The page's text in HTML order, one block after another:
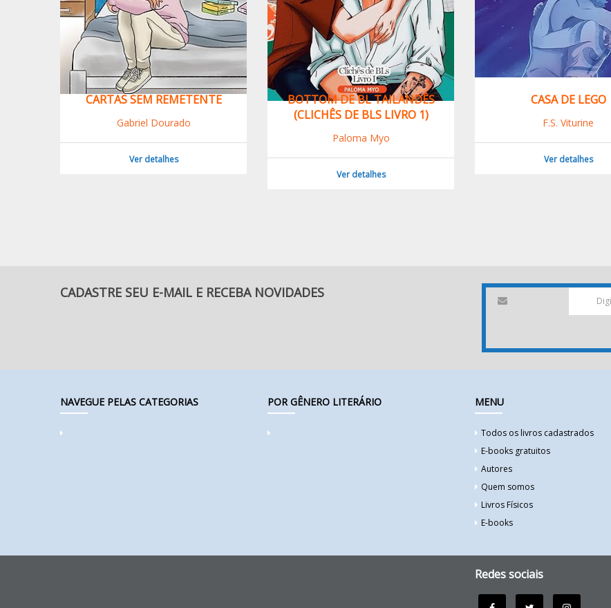
REMETENTE
BOTTOM DE BL TAILANDÊS
(CLICHÊS DE BLS LIVRO 1)
CASA DE LEGO
F.S. Viturine
Ver detalhes
CADASTRE SEU E-MAIL E RECEBA NOVIDADES
NAVEGUE PELAS CATEGORIAS POR GÊNERO LITERÁRIO MENU
Todos os livros cadastrados
E-books gratuitos
Autores
Quem somos
Livros Físicos
E-books
Redes sociais